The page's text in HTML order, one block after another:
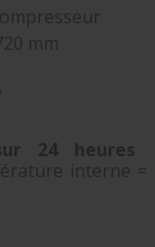
mm
24 heures
interne =